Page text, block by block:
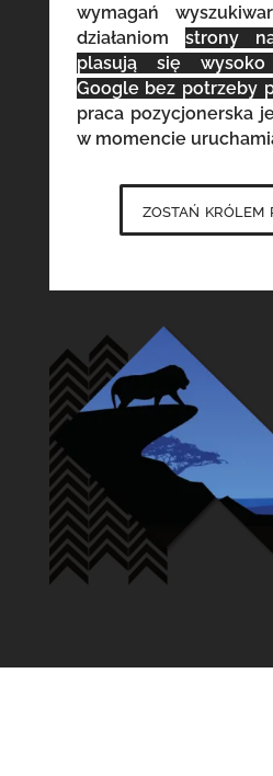
wymagań
działaniom strony
plasują się
Google bez potrzeby
praca pozycjonerska
w momencie
zostań królem